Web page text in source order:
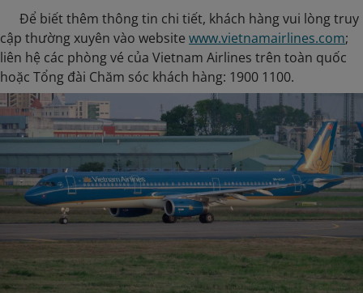
Để biết thêm thông tin chi tiết, khách hàng vui lòng truy
cập thường xuyên vào website www.vietnamairlines.com;
liên hệ các phòng vé của Vietnam Airlines trên toàn quốc
hoặc Tổng đài Chăm sóc khách hàng: 1900 1100.